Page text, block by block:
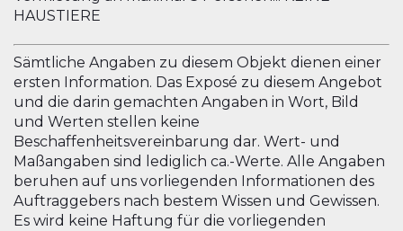
HAUSTIERE
Sämtliche Angaben zu diesem Objekt dienen einer
ersten Information. Das Exposé zu diesem Angebot
und die darin gemachten Angaben in Wort, Bild
und Werten stellen keine
Beschaffenheitsvereinbarung dar. Wert- und
Maßangaben sind lediglich ca.-Werte. Alle Angaben
beruhen auf uns vorliegenden Informationen des
Auftraggebers nach bestem Wissen und Gewissen.
Es wird keine Haftung für die vorliegenden